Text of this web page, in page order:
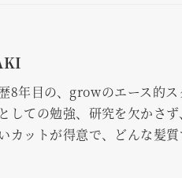
8年目の、growのエース的ス
しての勉強、研究を欠かさ
カットが得意で、どんな髪